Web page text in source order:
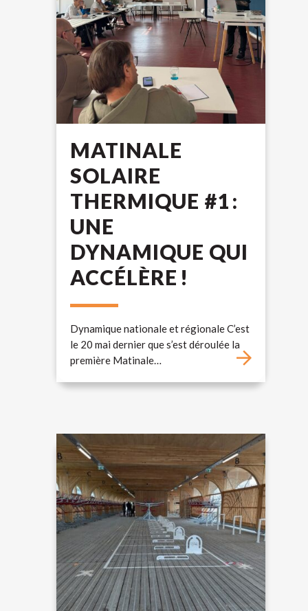
MATINALE
SOLAIRE
THERMIQUE #1 :
UNE
DYNAMIQUE QUI
ACCÉLÈRE !
Dynamique nationale et régionale C’est
le 20 mai dernier que s’est déroulée la
première Matinale…